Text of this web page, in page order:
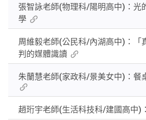
張智詠老師(物理科/陽明高中)：光
學
周維毅老師(公民科/內湖高中)：「
判的媒體識讀
朱蘭慧老師(家政科/景美女中)：餐
趙珩宇老師(生活科技科/建國高中)